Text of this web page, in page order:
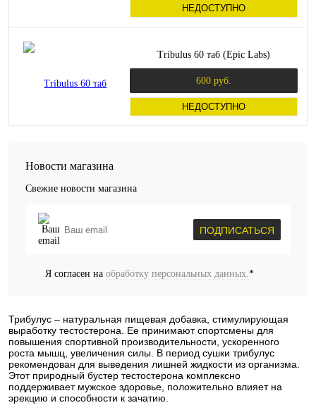
НЕДОСТУПНО
Tribulus 60 таб (Epic Labs)
600 руб.
НЕДОСТУПНО
Новости магазина
Свежие новости магазина
ПОДПИСАТЬСЯ
Я согласен на обработку персональных данных. *
Трибулус – натуральная пищевая добавка, стимулирующая
выработку тестостерона. Ее принимают спортсмены для
повышения спортивной производительности, ускоренного
роста мышц, увеличения силы. В период сушки трибулус
рекомендован для выведения лишней жидкости из организма.
Этот природный бустер тестостерона комплексно
поддерживает мужское здоровье, положительно влияет на
эрекцию и способности к зачатию.